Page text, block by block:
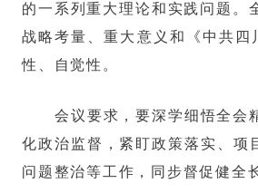
的一系列重大理论和实践问题。
战略考量、重大意义和《中共
性、自觉性。
会议要求，要深学细悟全会
化政治监督，紧盯政策落实、项
问题整治等工作，同步督促健全